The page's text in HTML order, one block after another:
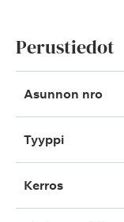
Perustiedot
Asunnon nro
Tyyppi
Kerros